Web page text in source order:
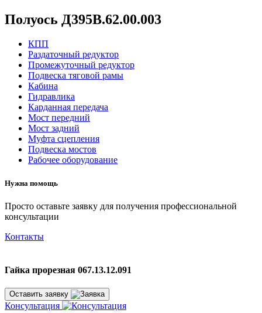
Полуось Д395В.62.00.003
КПП
Раздаточный редуктор
Промежуточный редуктор
Подвеска тяговой рамы
Кабина
Гидравлика
Карданная передача
Мост передний
Мост задний
Муфта сцепления
Подвеска мостов
Рабочее оборудование
Нужна помощь
Просто оставьте заявку для получения профессиональной
консультации
Контакты
Гайка прорезная 067.13.12.091
Оставить заявку
Консультация